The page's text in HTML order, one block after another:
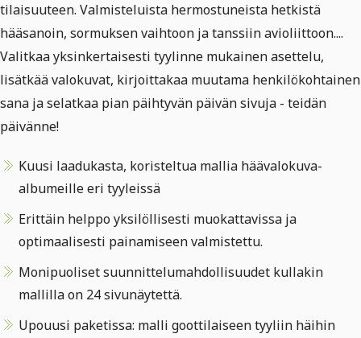
tilaisuuteen. Valmisteluista hermostuneista hetkistä
hääsanoin, sormuksen vaihtoon ja tanssiin avioliittoon....
Valitkaa yksinkertaisesti tyylinne mukainen asettelu,
lisätkää valokuvat, kirjoittakaa muutama henkilökohtainen
sana ja selatkaa pian päihtyvän päivän sivuja - teidän
päivänne!
Kuusi laadukasta, koristeltua mallia häävalokuva-
albumeille eri tyyleissä
Erittäin helppo yksilöllisesti muokattavissa ja
optimaalisesti painamiseen valmistettu.
Monipuoliset suunnittelumahdollisuudet kullakin
mallilla on 24 sivunäytettä.
Upouusi paketissa: malli goottilaiseen tyyliin häihin